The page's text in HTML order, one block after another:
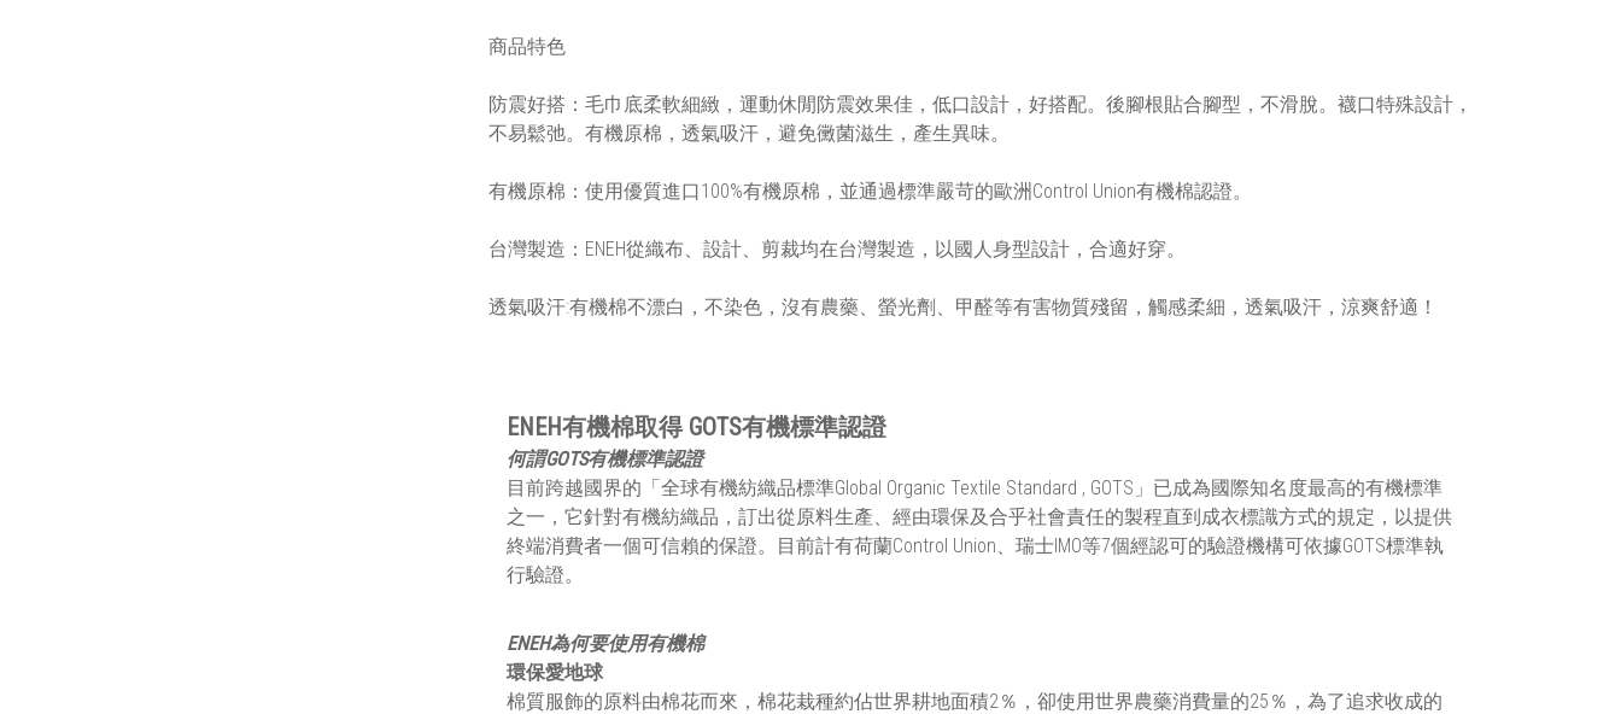
商品特色
防震好搭：毛巾底柔軟細緻，運動休閒防震效果佳，低口設計，好搭配。後腳根貼合腳型，不滑脫。襪口特殊設計，
不易鬆弛。有機原棉，透氣吸汗，避免黴菌滋生，產生異味。
有機原棉：使用優質進口100%有機原棉，並通過標準嚴苛的歐洲Control Union有機棉認證。
台灣製造：ENEH從織布、設計、剪裁均在台灣製造，以國人身型設計，合適好穿。
透氣吸汗:有機棉不漂白，不染色，沒有農藥、螢光劑、甲醛等有害物質殘留，觸感柔細，透氣吸汗，涼爽舒適！
ENEH有機棉取得 GOTS有機標準認證
何謂GOTS有機標準認證
目前跨越國界的「全球有機紡織品標準Global Organic Textile Standard , GOTS」已成為國際知名度最高的有機標準
之一，它針對有機紡織品，訂出從原料生產、經由環保及合乎社會責任的製程直到成衣標識方式的規定，以提供
終端消費者一個可信賴的保證。目前計有荷蘭Control Union、瑞士IMO等7個經認可的驗證機構可依據GOTS標準執
行驗證。
ENEH為何要使用有機棉
環保愛地球
棉質服飾的原料由棉花而來，棉花栽種約佔世界耕地面積2％，卻使用世界農藥消費量的25％，為了追求收成的